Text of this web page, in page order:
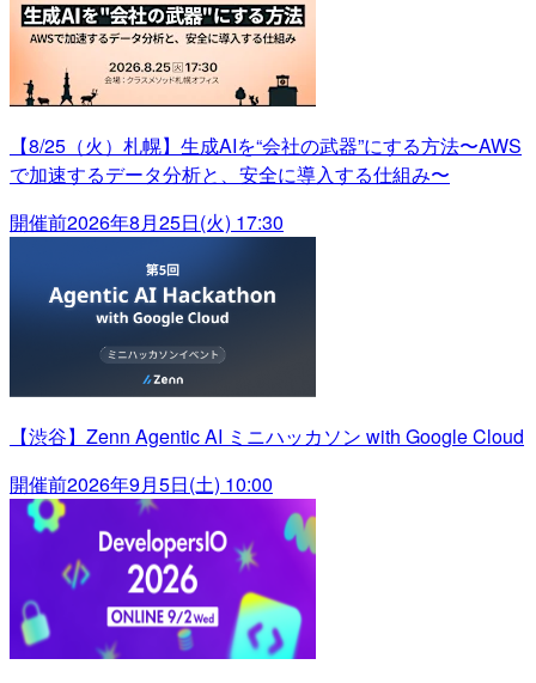
【8/25（火）札幌】生成AIを“会社の武器”にする方法〜AWS
で加速するデータ分析と、安全に導入する仕組み〜
開催前2026年8月25日(火) 17:30
【渋谷】Zenn Agentic AI ミニハッカソン with Google Cloud
開催前2026年9月5日(土) 10:00